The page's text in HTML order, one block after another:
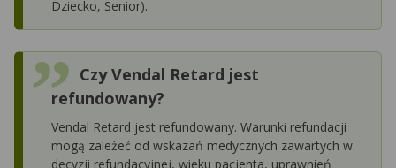
Dziecko, Senior).
Czy Vendal Retard jest
refundowany?
Vendal Retard jest refundowany. Warunki refundacji
mogą zależeć od wskazań medycznych zawartych w
decyzji refundacyjnej, wieku pacjenta, uprawnień